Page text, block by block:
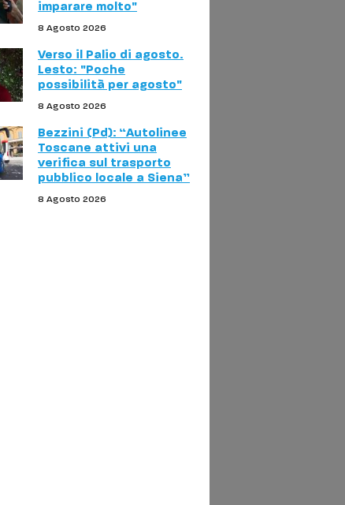
imparare molto"
8 Agosto 2026
Verso il Palio di agosto.
Lesto: "Poche
possibilità per agosto"
8 Agosto 2026
Bezzini (Pd): “Autolinee
Toscane attivi una
verifica sul trasporto
pubblico locale a Siena”
8 Agosto 2026